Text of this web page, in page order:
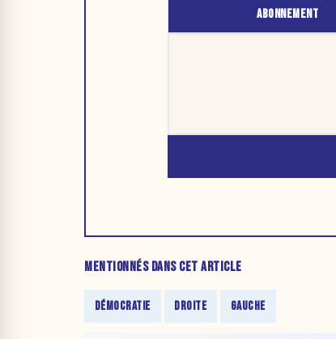
ABONNEMENT
MENTIONNÉS DANS CET ARTICLE
DÉMOCRATIE DROITE GAUCHE